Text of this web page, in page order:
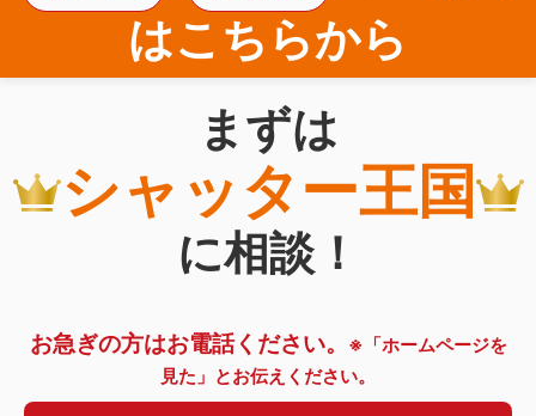
はこちらから
まずは
シャッター王国
に相談！
お急ぎの方はお電話ください。
※「ホームページを
見た」とお伝えください。